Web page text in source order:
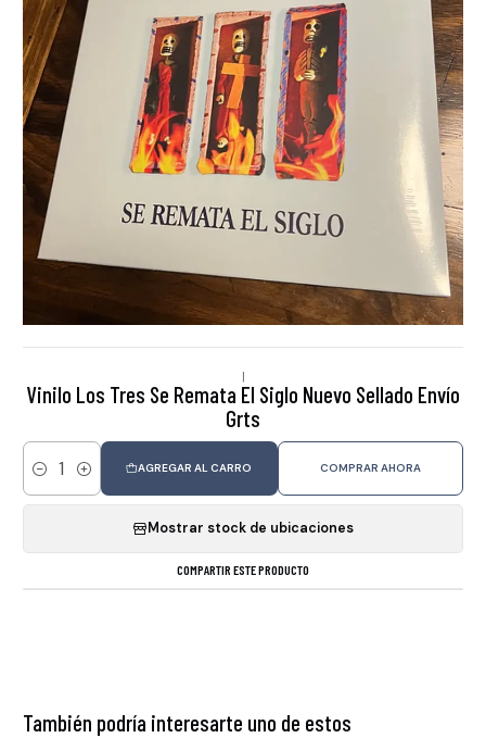
|
Vinilo Los Tres Se Remata El Siglo Nuevo Sellado Envío
Grts
Cantidad
AGREGAR AL CARRO COMPRAR AHORA
Mostrar stock de ubicaciones
COMPARTIR ESTE PRODUCTO
También podría interesarte uno de estos